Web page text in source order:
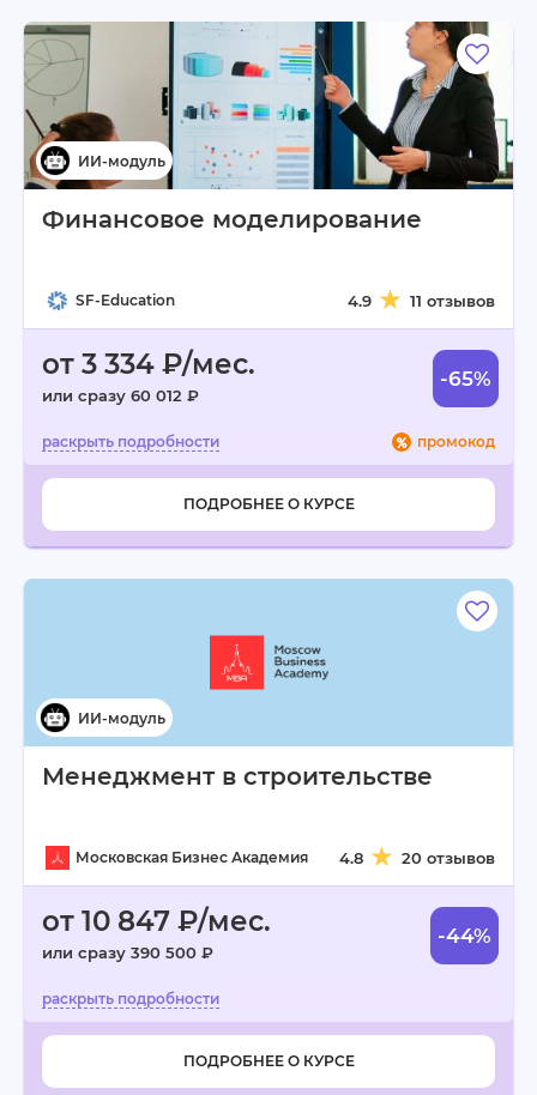
Финансовое моделирование
SF-Education 4.9 11 отзывов
от 3 334 ₽/мес.
или сразу 60 012 ₽
-65%
промокод
ПОДРОБНЕЕ О КУРСЕ
Менеджмент в строительстве
Московская Бизнес Академия 4.8 20 отзывов
от 10 847 ₽/мес.
или сразу 390 500 ₽
-44%
ПОДРОБНЕЕ О КУРСЕ